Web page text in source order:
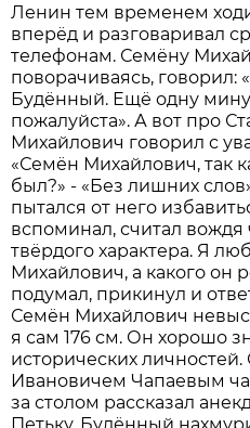
Ленин тем временем
вперёд и разговаривал
телефонам. Семёну
поворачиваясь, говорил:
Будённый. Ещё одну
пожалуй­ста». А вот про
Михайлович говорил с
«Семён Михайлович, так
был?» - «Без лишних
пытался от него
вспоминал, считал вождя
твёрдого характера. Я
Михайлович, а какого он
подумал, прикинул и
Семён Михайлович
я сам 176 см. Он хорошо
исторических
Ивановичем Чапаевым
за столом рассказал
Петьку. Будённый